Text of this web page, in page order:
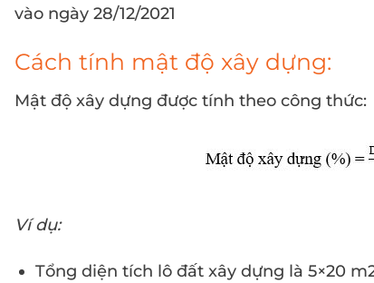
vào ngày 28/12/2021
Cách tính mật độ xây dựng:
Mật độ xây dựng được tính theo công thức:
Ví dụ:
Tổng diện tích lô đất xây dựng là 5×20